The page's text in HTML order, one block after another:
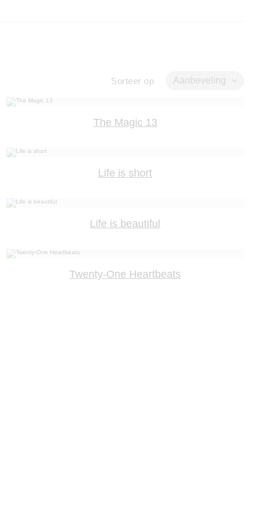
Sorteer op Aanbeveling
The Magic 13
Life is short
Life is beautiful
Twenty-One Heartbeats